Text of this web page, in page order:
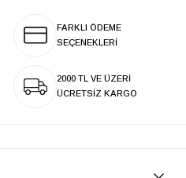
FARKLI ÖDEME
SEÇENEKLERİ
2000 TL VE ÜZERİ
ÜCRETSİZ KARGO